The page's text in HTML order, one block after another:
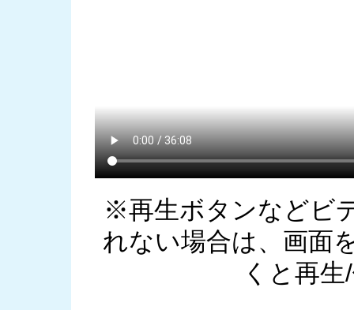
※再生ボタンなどビ
れない場合は、画面
くと再